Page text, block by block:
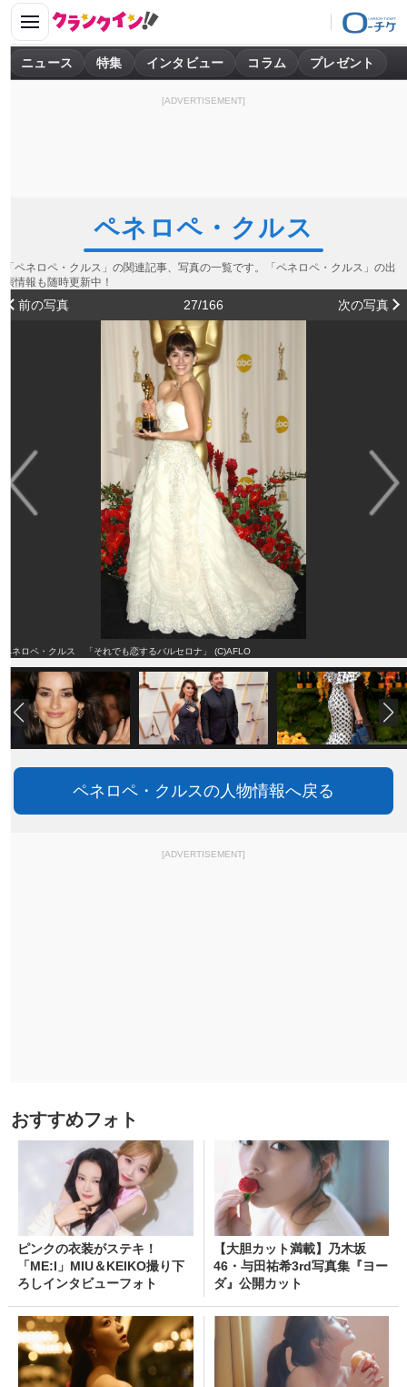
ニュース 特集 インタビュー コラム プレゼント
[ADVERTISEMENT]
ペネロペ・クルス
「ペネロペ・クルス」の関連記事、写真の一覧です。「ペネロペ・クルス」の出
演情報も随時更新中！
前の写真 27/166 次の写真
ペネロペ・クルス 「それでも恋するバルセロナ」 (C)AFLO
ペネロペ・クルスの人物情報へ戻る
[ADVERTISEMENT]
おすすめフォト
ピンクの衣装がステキ！
「ME:I」MIU＆KEIKO撮り下
ろしインタビューフォト
【大胆カット満載】乃木坂
46・与田祐希3rd写真集『ヨー
ダ』公開カット